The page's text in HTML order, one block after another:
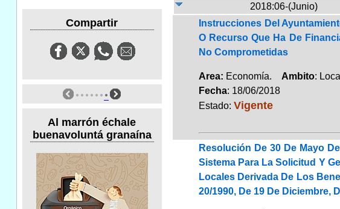
Compartir
Al marrón échale
buenavoluntá granaína
2018:06-(Junio)
Instrucciones Del
O Recurso Que Ha De
No Comprometidas
Area: Economía. Ambito:
Fecha: 18/06/2018
Estado: Vigente
Resolución De 30 De Mayo
Sistema Para La Solicitud Y
Locales Derivada De Los
20/1990, De 19 De Diciembre,